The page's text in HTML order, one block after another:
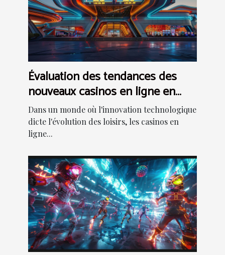
Évaluation des tendances des
nouveaux casinos en ligne en
2024
Dans un monde où l'innovation technologique
dicte l'évolution des loisirs, les casinos en
ligne...